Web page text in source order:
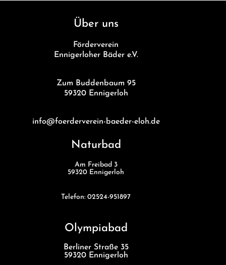
Über uns
Förderverein
Ennigerloher Bäder e.V.
Zum Buddenbaum 95
59320 Ennigerloh
info@foerderverein-baeder-eloh.de
Naturbad
Am Freibad 3
59320 Ennigerloh
Telefon: 02524-951897
Olympiabad
Berliner Straße 35
59320 Ennigerloh